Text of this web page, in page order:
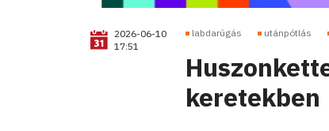
2026-06-10
17:51
labdarúgás utánpótlás
keretekben